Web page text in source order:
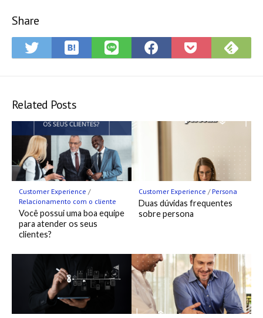
Share
Share
on
Save
to
Share
on
Share
on
Save
to
on
Related Posts
Customer Experience /
Relacionamento com o cliente
Você possui uma boa equipe
para atender os seus
clientes?
Customer Experience / Persona
Duas dúvidas frequentes
sobre persona